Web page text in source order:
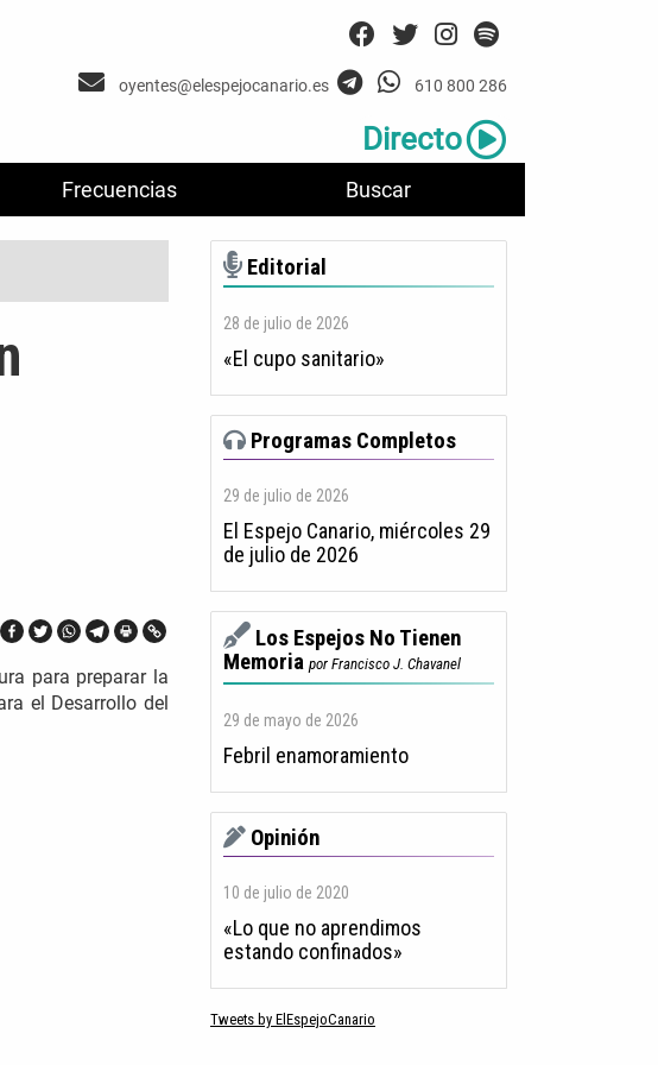
Frecuencias Buscar
oyentes@elespejocanario.es 610 800 286
Directo
para preparar la
el Desarrollo del
Editorial
28 de julio de 2026
«El cupo sanitario»
Programas Completos
29 de julio de 2026
El Espejo Canario, miércoles 29
de julio de 2026
Los Espejos No Tienen
Memoria por Francisco J. Chavanel
29 de mayo de 2026
Febril enamoramiento
Opinión
10 de julio de 2020
«Lo que no aprendimos
estando confinados»
Tweets by ElEspejoCanario